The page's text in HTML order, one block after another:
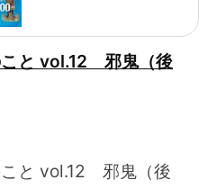
こと vol.12 邪鬼（後
と vol.12 邪鬼（後